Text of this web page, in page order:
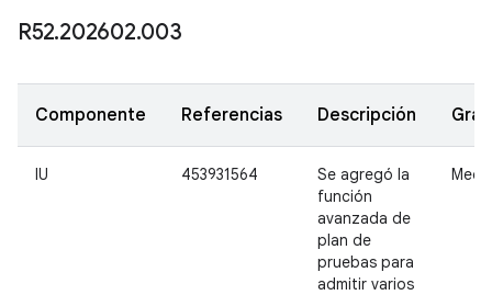
R52.202602.003
Componente Referencias Descripción
IU 453931564
Se agregó la
función
avanzada de
plan de
pruebas para
admitir varios